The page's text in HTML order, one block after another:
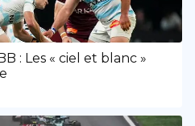
: Les « ciel et blanc »